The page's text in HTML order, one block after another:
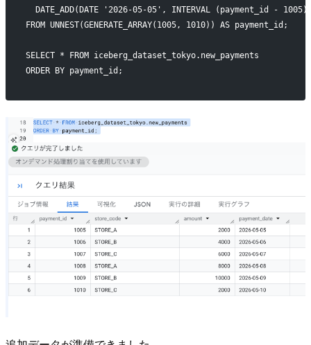
DATE_ADD(DATE '2026-05-05', INTERVAL (payment_id -
FROM UNNEST(GENERATE_ARRAY(1005, 1010)) AS payment_id;
SELECT * FROM iceberg_dataset_tokyo.new_payments
ORDER BY payment_id;